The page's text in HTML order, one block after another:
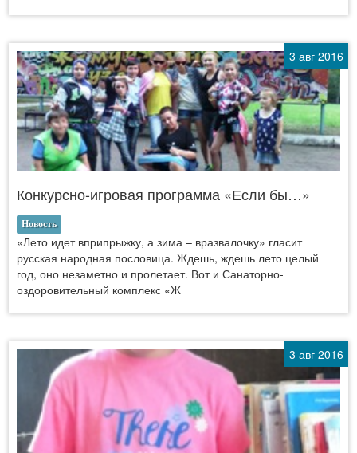
3 авг 2016
Конкурсно-игровая программа «Если бы…»
Новость
«Лето идет вприпрыжку, а зима – вразвалочку» гласит
русская народная пословица. Ждешь, ждешь лето целый
год, оно незаметно и пролетает. Вот и Санаторно-
оздоровительный комплекс «Ж
3 авг 2016